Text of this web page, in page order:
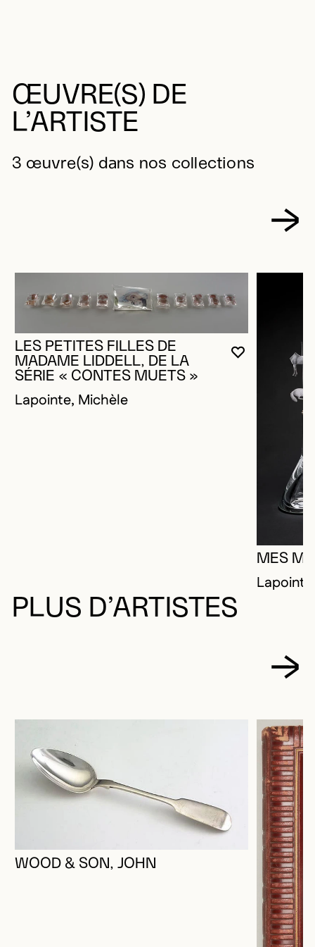
ŒUVRE(S) DE
L’ARTISTE
3 œuvre(s) dans nos collections
VOUS
FERMER
OUVRIR LA
LES PETITES FILLES DE
MADAME LIDDELL, DE LA
SÉRIE « CONTES MUETS »
Lapointe, Michèle
MES
PLUS D’ARTISTES
WOOD & SON, JOHN